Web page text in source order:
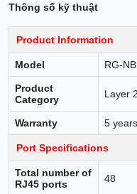
Thông số kỹ thuật
Product Information
Model RG-
Product
Category
Layer
Warranty 5 years
Port Specifications
Total number of
RJ45 ports
48